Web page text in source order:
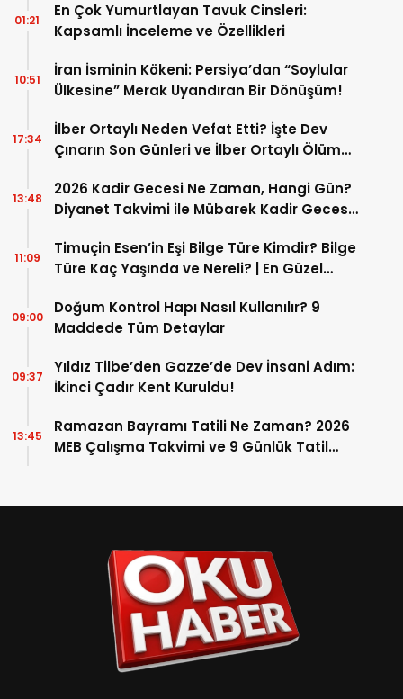
En Çok Yumurtlayan Tavuk Cinsleri:
Kapsamlı İnceleme ve Özellikleri
01:21
İran İsminin Kökeni: Persiya’dan “Soylular
Ülkesine” Merak Uyandıran Bir Dönüşüm!
10:51
İlber Ortaylı Neden Vefat Etti? İşte Dev
Çınarın Son Günleri ve İlber Ortaylı Ölüm
17:34
2026 Kadir Gecesi Ne Zaman, Hangi Gün?
Diyanet Takvimi ile Mübarek Kadir Gecesi
13:48
Timuçin Esen’in Eşi Bilge Türe Kimdir? Bilge
Türe Kaç Yaşında ve Nereli? | En Güzel
11:09
Doğum Kontrol Hapı Nasıl Kullanılır? 9
Maddede Tüm Detaylar
09:00
Yıldız Tilbe’den Gazze’de Dev İnsani Adım:
İkinci Çadır Kent Kuruldu!
09:37
Ramazan Bayramı Tatili Ne Zaman? 2026
MEB Çalışma Takvimi ve 9 Günlük Tatil
13:45